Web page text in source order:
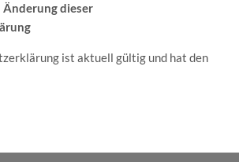
dieser
ist aktuell gültig und hat den